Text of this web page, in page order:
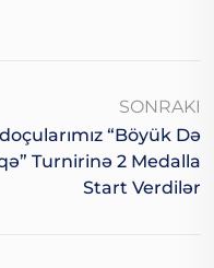
SONRAKI
“Böyük Də
Turnirinə 2 Medalla
Start Verdilər